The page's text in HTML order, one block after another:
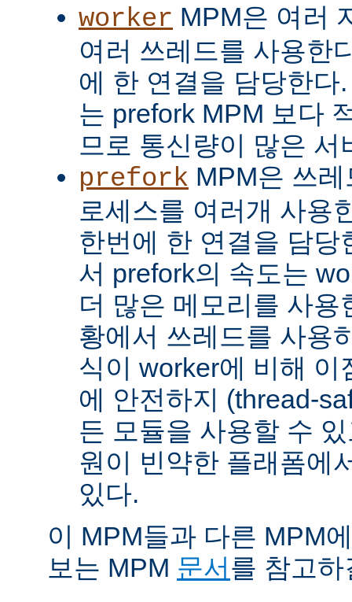
worker MPM은 여러
여러 쓰레드를 사용한
에 한 연결을 담당한다
는 prefork MPM 보다
므로 통신량이 많은 서
prefork MPM은 쓰
로세스를 여러개 사용
한번에 한 연결을 담당
서 prefork의 속도는
더 많은 메모리를 사
황에서 쓰레드를 사용
식이 worker에 비해 이
에 안전하지 (thread-
든 모듈을 사용할 수
원이 빈약한 플래폼에
있다.
이 MPM들과 다른 MPM
보는 MPM 문서를 참고